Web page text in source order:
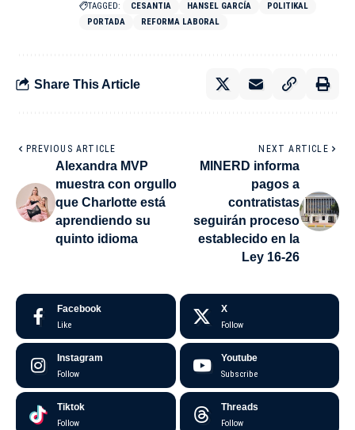
TAGGED: CESANTIA HANSEL GARCÍA
POLITIKAL
PORTADA
REFORMA LABORAL
Share This Article
PREVIOUS ARTICLE
Alexandra MVP
muestra con orgullo
que Charlotte está
aprendiendo su
quinto idioma
NEXT ARTICLE
MINERD informa
pagos a
contratistas
seguirán proceso
establecido en la
Ley 16-26
Facebook
Like
X
Follow
Instagram
Follow
Youtube
Subscribe
Tiktok
Follow
Threads
Follow